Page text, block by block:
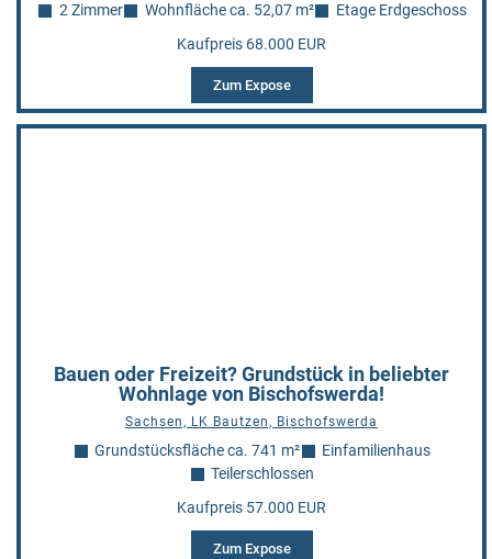
2 Zimmer Wohnfläche ca. 52,07 m²
Etage Erdgeschoss
Kaufpreis 68.000 EUR
Zum Expose
Bauen oder Freizeit? Grundstück in beliebter
Wohnlage von Bischofswerda!
Sachsen, LK Bautzen, Bischofswerda
Grundstücksfläche ca. 741 m²
Einfamilienhaus
Teilerschlossen
Kaufpreis 57.000 EUR
Zum Expose